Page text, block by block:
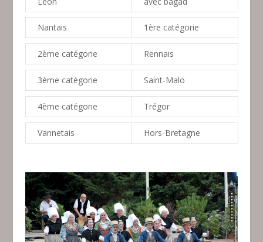
Nantais 1ère catégorie
2ème catégorie Rennais
3ème catégorie Saint-Malo
4ème catégorie Trégor
Vannetais Hors-Bretagne